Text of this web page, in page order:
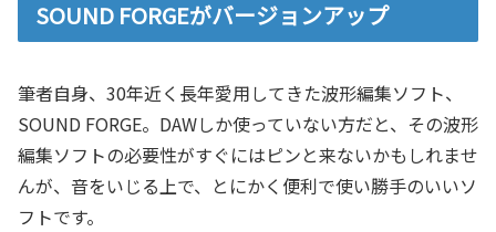
SOUND FORGEがバージョンアップ
筆者自身、30年近く長年愛用してきた波形編集ソフト、
SOUND FORGE。DAWしか使っていない方だと、その波形
編集ソフトの必要性がすぐにはピンと来ないかもしれませ
んが、音をいじる上で、とにかく便利で使い勝手のいいソ
フトです。